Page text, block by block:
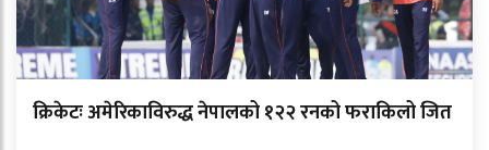
क्रिकेटः अमेरिकाविरुद्ध नेपालको १२२ रनको फराकिलो जित